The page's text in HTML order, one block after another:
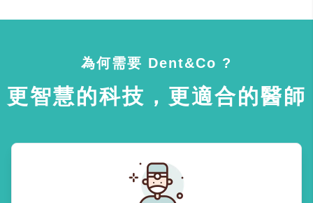
為何需要 Dent&Co ?
更智慧的科技，更適合的醫師